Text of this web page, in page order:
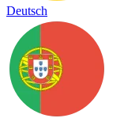
Deutsch